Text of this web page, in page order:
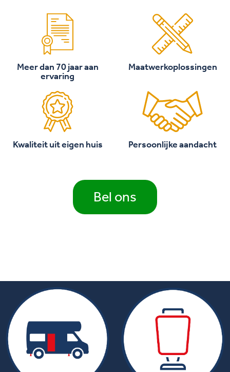
Meer dan 70 jaar aan
ervaring
Maatwerkoplossingen
Kwaliteit uit eigen huis Persoonlijke aandacht
Bel ons